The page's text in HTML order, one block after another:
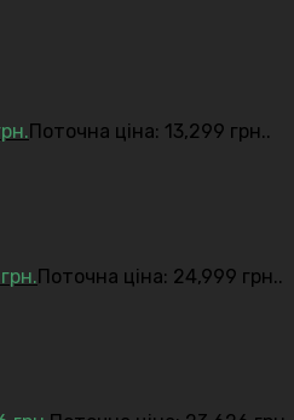
Поточна ціна: 13,299 грн..
грн. Поточна ціна: 24,999 грн..